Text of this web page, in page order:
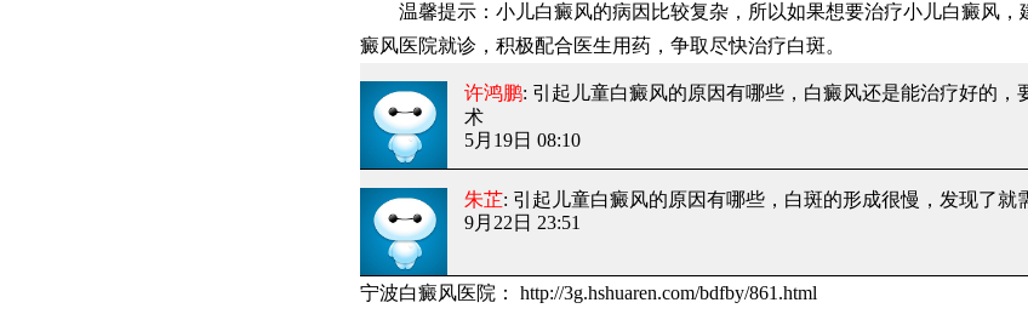
温馨提示：小儿白癜风的病因比较复杂，所以如果想要治疗小儿白癜风，
癜风医院就诊，积极配合医生用药，争取尽快治疗白斑。
许鸿鹏: 引起儿童白癜风的原因有哪些 ，白癜风还是能治疗好的
术
5月19日 08:10
朱芷: 引起儿童白癜风的原因有哪些 ，白斑的形成很慢，发现了
9月22日 23:51
宁波白癜风医院： http://3g.hshuaren.com/bdfby/861.html